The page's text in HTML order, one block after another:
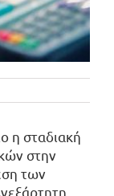
η σταδιακή
στην
των